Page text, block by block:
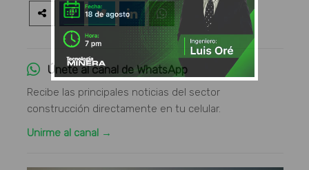
Únete al canal de WhatsApp
Recibe las principales noticias del sector
construcción directamente en tu celular.
Unirme al canal →